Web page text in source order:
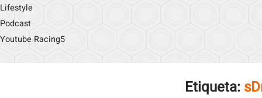
Lifestyle
Podcast
Youtube Racing5
Etiqueta: